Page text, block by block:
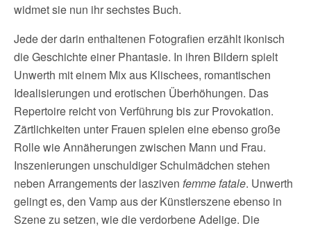
widmet sie nun ihr sechstes Buch.
Jede der darin enthaltenen Fotografien erzählt ikonisch
die Geschichte einer Phantasie. In ihren Bildern spielt
Unwerth mit einem Mix aus Klischees, romantischen
Idealisierungen und erotischen Überhöhungen. Das
Repertoire reicht von Verführung bis zur Provokation.
Zärtlichkeiten unter Frauen spielen eine ebenso große
Rolle wie Annäherungen zwischen Mann und Frau.
Inszenierungen unschuldiger Schulmädchen stehen
neben Arrangements der lasziven femme fatale. Unwerth
gelingt es, den Vamp aus der Künstlerszene ebenso in
Szene zu setzen, wie die verdorbene Adelige. Die